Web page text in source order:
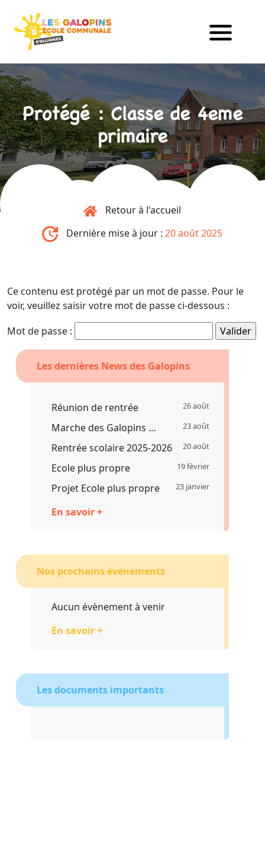
Protégé : Classe de 4eme
primaire
Retour à l'accueil
Dernière mise à jour : 20 août 2025
Ce contenu est protégé par un mot de passe. Pour le
voir, veuillez saisir votre mot de passe ci-dessous :
Mot de passe :
Les dernières News des Galopins
Réunion de rentrée 26 août
Marche des Galopins … 23 août
Rentrée scolaire 2025-2026 20 août
Ecole plus propre 19 février
Projet Ecole plus propre 23 janvier
En savoir +
Nos prochains évènements
Aucun évènement à venir
En savoir +
Les documents importants